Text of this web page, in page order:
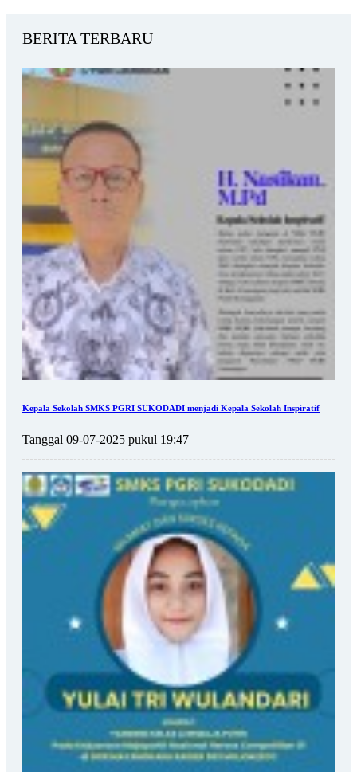
BERITA TERBARU
Kepala Sekolah SMKS PGRI SUKODADI menjadi Kepala Sekolah Inspiratif
Tanggal 09-07-2025 pukul 19:47